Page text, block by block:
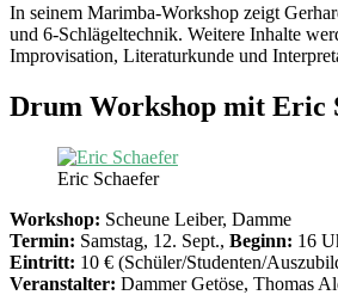
In seinem Marimba-Workshop zeigt
und 6-Schlägeltechnik. Weitere Inhalte
Improvisation, Literaturkunde und
Drum Workshop mit Eric
Eric Schaefer
Workshop: Scheune Leiber, Damme
Termin: Samstag, 12. Sept., Beginn: 16
Eintritt: 10 € (Schüler/Studenten/
Veranstalter: Dammer Getöse, Thomas